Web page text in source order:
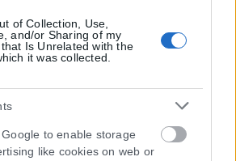
of Collection, Use,
and/or Sharing of my
Is Unrelated with the
it was collected.
to enable storage
like cookies on web or